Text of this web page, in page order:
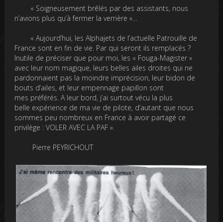
« Soigneusement brêlés par des assistants, nous
n’avions plus qu’à fermer la verrière »…
« Aujourd’hui, les Alphajets de l’actuelle Patrouille de
France sont en fin de vie. Par qui seront ils remplacés ?
Inutile de préciser que pour moi, les « Fouga-Magister »
avec leur nom magique, leurs belles ailes droites qui ne
pardonnaient pas la moindre imprécision, leur bidon de
bouts d’ailes, et leur empennage papillon sont
mes préférés. A leur bord, j’ai surtout vécu la plus
belle expérience de ma vie de pilote, d’autant que nous
sommes peu nombreux en France à avoir partagé ce
privilège : VOLER AVEC LA PAF ».
Pierre PEYRICHOUT